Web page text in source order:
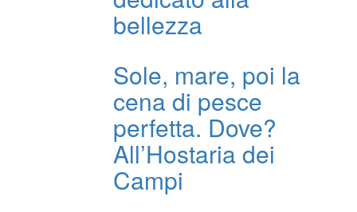
bellezza
Sole, mare, poi la
cena di pesce
perfetta. Dove?
All’Hostaria dei
Campi